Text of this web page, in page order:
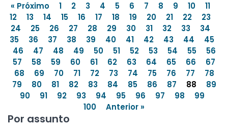
« Próximo 1 2 3 4 5 6 7 8 9 10
11
12
13 14 15 16 17 18 19 20 21 22
23
24
25 26 27 28 29 30 31 32 33
34
35
36 37 38 39 40 41 42 43 44
45
46
47 48 49 50 51 52 53 54 55
56
57
58 59 60 61 62 63 64 65 66
67
68
69 70 71 72 73 74 75 76 77
78
79
80 81 82 83 84 85 86 87 88
89
90
91 92 93 94 95 96 97 98
99
100
Anterior »
Por assunto